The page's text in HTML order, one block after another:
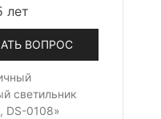
лет
ВОПРОС
светильник
DS-0108»